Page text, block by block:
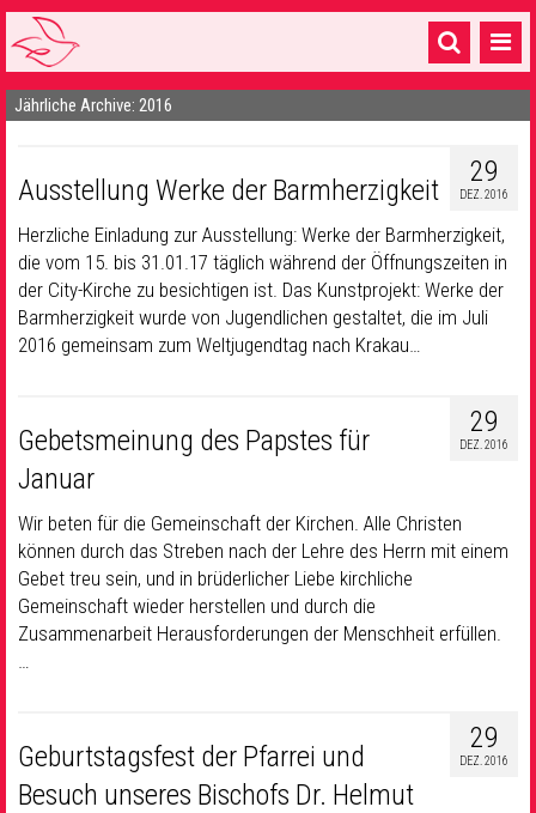
Startseite
16 Gemeinden & mehr
Gottesdienste & Sinnsuche
Sakramente & Feste
Gemeinschaft & Soziales
Seelsorge & Kontakt
Jährliche Archive: 2016
29
DEZ. 2016
Ausstellung Werke der Barmherzigkeit
Herzliche Einladung zur Ausstellung: Werke der Barmherzigkeit,
die vom 15. bis 31.01.17 täglich während der Öffnungszeiten in
der City-Kirche zu besichtigen ist. Das Kunstprojekt: Werke der
Barmherzigkeit wurde von Jugendlichen gestaltet, die im Juli
2016 gemeinsam zum Weltjugendtag nach Krakau…
29
DEZ. 2016
Gebetsmeinung des Papstes für
Januar
Wir beten für die Gemeinschaft der Kirchen. Alle Christen
können durch das Streben nach der Lehre des Herrn mit einem
Gebet treu sein, und in brüderlicher Liebe kirchliche
Gemeinschaft wieder herstellen und durch die
Zusammenarbeit Herausforderungen der Menschheit erfüllen.
…
29
DEZ. 2016
Geburtstagsfest der Pfarrei und
Besuch unseres Bischofs Dr. Helmut